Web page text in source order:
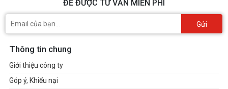
ĐỂ ĐƯỢC TƯ VẤN MIỄN PHÍ
Gửi
Thông tin chung
Giới thiệu công ty
Góp ý, Khiếu nại